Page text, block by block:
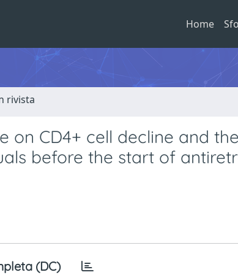
Home
rivista
CD4+ cell decline and
before the start of
(DC)